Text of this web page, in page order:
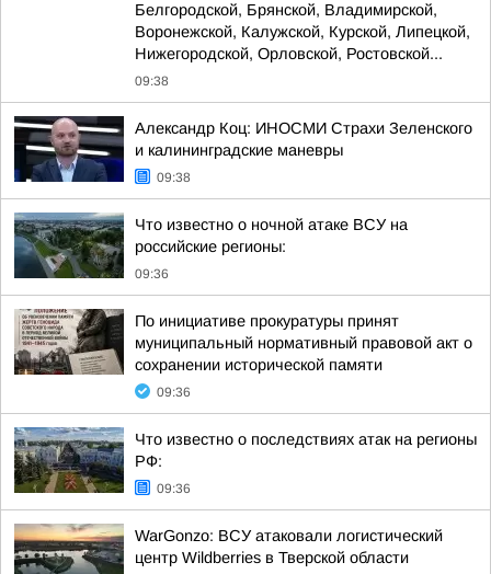
Белгородской, Брянской, Владимирской,
Воронежской, Калужской, Курской, Липецкой,
Нижегородской, Орловской, Ростовской...
09:38
Александр Коц: ИНОСМИ Страхи Зеленского
и калининградские маневры
09:38
Что известно о ночной атаке ВСУ на
российские регионы:
09:36
По инициативе прокуратуры принят
муниципальный нормативный правовой акт о
сохранении исторической памяти
09:36
Что известно о последствиях атак на регионы
РФ:
09:36
WarGonzo: ВСУ атаковали логистический
центр Wildberries в Тверской области